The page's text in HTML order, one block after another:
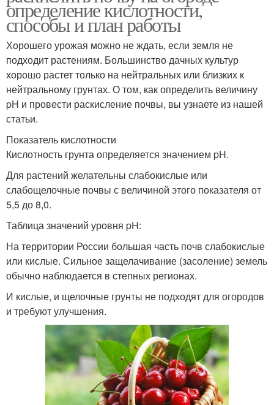
определение кислотности,
способы и план работы
Хорошего урожая можно не ждать, если земля не
подходит растениям. Большинство дачных культур
хорошо растет только на нейтральных или близких к
нейтральному грунтах. О том, как определить величину
pH и провести раскисление почвы, вы узнаете из нашей
статьи.
Показатель кислотности
Кислотность грунта определяется значением pH.
Для растений желательны слабокислые или
слабощелочные почвы с величиной этого показателя от
5,5 до 8,0.
Таблица значений уровня pH:
На территории России большая часть почв слабокислые
или кислые. Сильное защелачивание (засоление) земель
обычно наблюдается в степных регионах.
И кислые, и щелочные грунты не подходят для огородов
и требуют улучшения.